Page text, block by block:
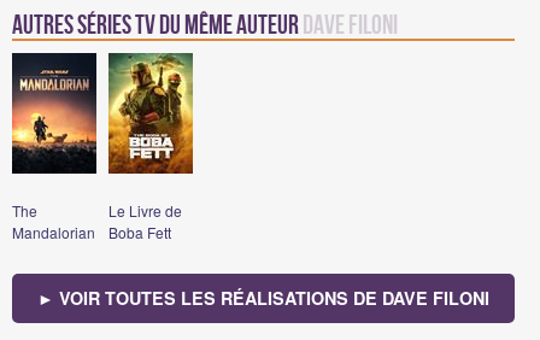
Autres Séries TV du même auteur Dave Filoni
The
Mandalorian
Le Livre de
Boba Fett
► VOIR TOUTES LES RÉALISATIONS DE DAVE FILONI